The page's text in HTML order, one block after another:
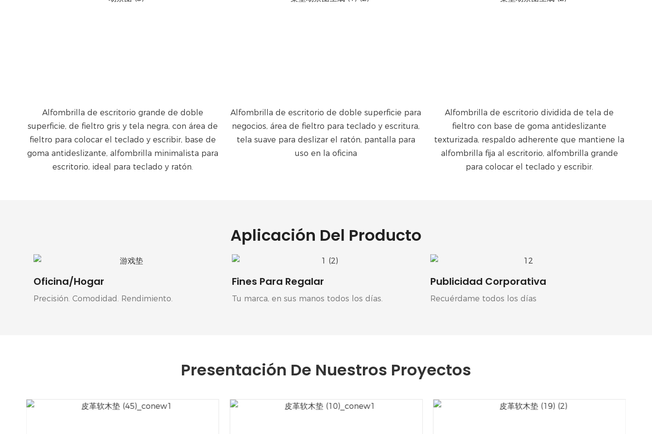
Alfombrilla de escritorio grande de doble
superficie, de fieltro gris y tela negra, con área de
fieltro para colocar el teclado y escribir, base de
goma antideslizante, alfombrilla minimalista para
escritorio, ideal para teclado y ratón.
Alfombrilla de escritorio de doble superficie para
negocios, área de fieltro para teclado y escritura,
tela suave para deslizar el ratón, pantalla para
uso en la oficina
Alfombrilla de escritorio dividida de tela de
fieltro con base de goma antideslizante
texturizada, respaldo adherente que mantiene la
alfombrilla fija al escritorio, alfombrilla grande
para colocar el teclado y escribir.
Aplicación Del Producto
Oficina/Hogar
Precisión. Comodidad. Rendimiento.
Fines Para Regalar
Tu marca, en sus manos todos los días.
Publicidad Corporativa
Recuérdame todos los días
Presentación De Nuestros Proyectos